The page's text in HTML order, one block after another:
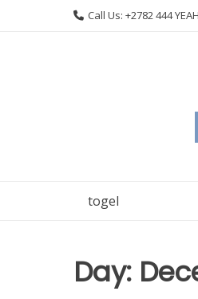
Call Us: +2782 444 YEAH
togel
Day: